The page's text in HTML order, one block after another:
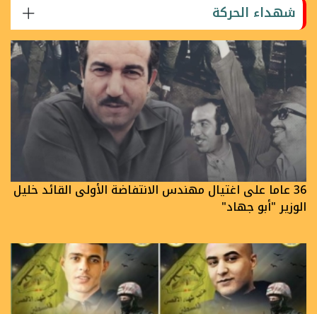
شهداء الحركة
36 عاما على اغتيال مهندس الانتفاضة الأولى القائد خليل
الوزير "أبو جهاد"